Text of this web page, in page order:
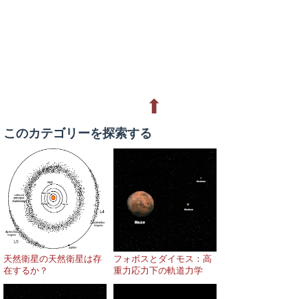
⬆
このカテゴリーを探索する
天然衛星の天然衛星は存
在するか？
フォボスとダイモス：高
重力応力下の軌道力学